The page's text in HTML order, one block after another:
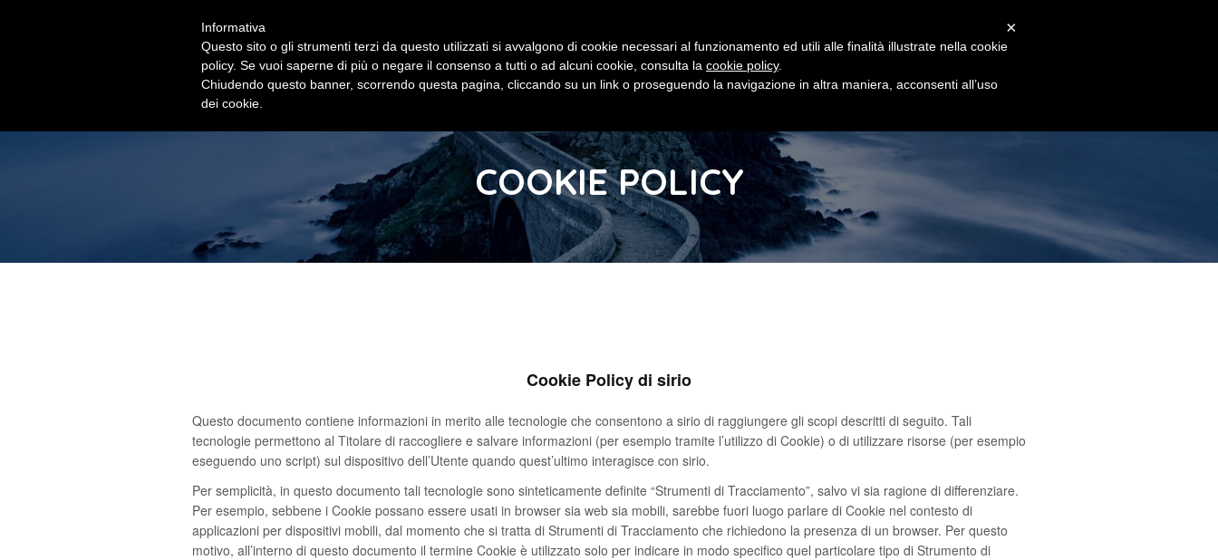
Chi Siamo
PROVALO SUBITO!
IL SALVATORE FUNZIONALITÀ COME INIZIARE
COOKIE POLICY
Cookie Policy di sirio
Questo documento contiene informazioni in merito alle tecnologie che consentono a sirio di raggiungere gli scopi descritti di seguito. Tali
tecnologie permettono al Titolare di raccogliere e salvare informazioni (per esempio tramite l’utilizzo di Cookie) o di utilizzare risorse (per esempio
eseguendo uno script) sul dispositivo dell’Utente quando quest’ultimo interagisce con sirio.
Per semplicità, in questo documento tali tecnologie sono sinteticamente definite “Strumenti di Tracciamento”, salvo vi sia ragione di differenziare.
Per esempio, sebbene i Cookie possano essere usati in browser sia web sia mobili, sarebbe fuori luogo parlare di Cookie nel contesto di
applicazioni per dispositivi mobili, dal momento che si tratta di Strumenti di Tracciamento che richiedono la presenza di un browser. Per questo
motivo, all’interno di questo documento il termine Cookie è utilizzato solo per indicare in modo specifico quel particolare tipo di Strumento di
×
Informativa
Questo sito o gli strumenti terzi da questo utilizzati si avvalgono di cookie necessari al funzionamento ed utili alle finalità illustrate nella cookie
policy. Se vuoi saperne di più o negare il consenso a tutti o ad alcuni cookie, consulta la cookie policy.
Chiudendo questo banner, scorrendo questa pagina, cliccando su un link o proseguendo la navigazione in altra maniera, acconsenti all’uso
dei cookie.